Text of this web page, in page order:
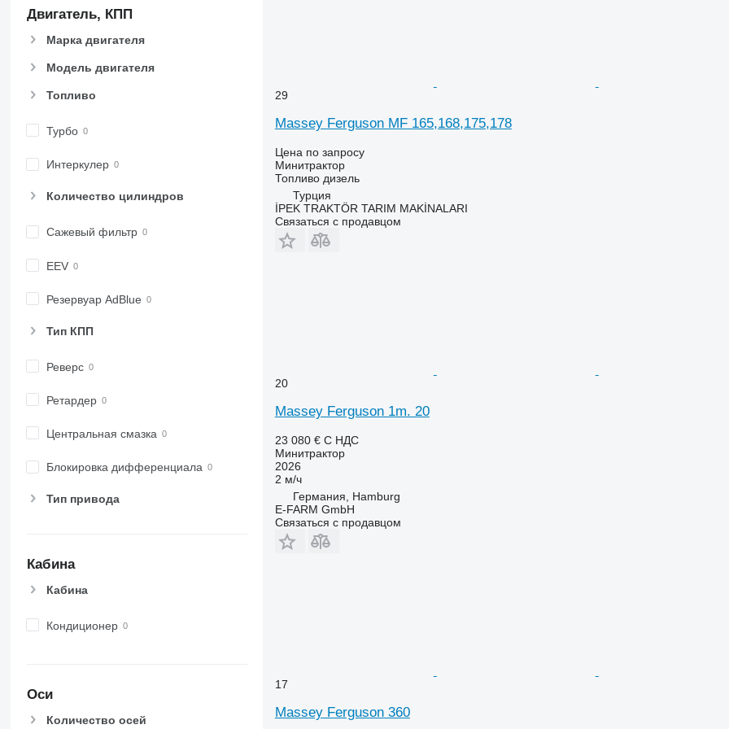
Двигатель, КПП
Марка двигателя
Модель двигателя
Топливо
Турбо
Интеркулер
Количество цилиндров
Сажевый фильтр
EEV
Резервуар AdBlue
Тип КПП
Реверс
Ретардер
Центральная смазка
Блокировка дифференциала
Тип привода
Кабина
Кабина
Кондиционер
Оси
Количество осей
29
Massey Ferguson MF 165,168,175,178
Цена по запросу
Минитрактор
Топливо дизель
Турция
İPEK TRAKTÖR TARIM MAKİNALARI
Связаться с продавцом
20
Massey Ferguson 1m. 20
23 080 € С НДС
Минитрактор
2026
2 м/ч
Германия, Hamburg
E-FARM GmbH
Связаться с продавцом
17
Massey Ferguson 360